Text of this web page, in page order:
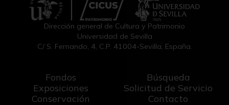
Dirección general de Cultura y Patrimonio
Universidad de Sevilla
C/ S. Fernando, 4, C.P. 41004-Sevilla, España.
Fondos
Exposiciones
Conservación
Búsqueda
Solicitud de Servicio
Contacto